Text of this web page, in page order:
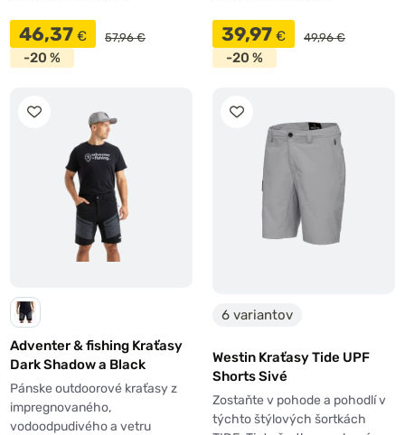
46,37 € 57,96 €
-20 %
39,97 € 49,96 €
-20 %
Adventer & fishing Kraťasy
Dark Shadow a Black
Pánske outdoorové kraťasy z
impregnovaného,
vodoodpudivého a vetru
6 variantov
Westin Kraťasy Tide UPF
Shorts Sivé
Zostaňte v pohode a pohodlí v
týchto štýlových šortkách